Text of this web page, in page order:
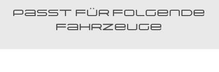
passt für folgende
Fahrzeuge